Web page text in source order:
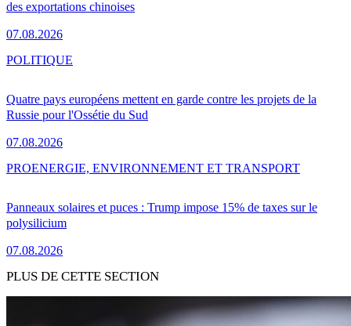
des exportations chinoises
07.08.2026
Quatre pays européens mettent en garde contre les projets de la
Russie pour l'Ossétie du Sud
07.08.2026
POLITIQUE
Panneaux solaires et puces : Trump impose 15% de taxes sur le
polysilicium
07.08.2026
PROENERGIE, ENVIRONNEMENT ET TRANSPORT
PLUS DE CETTE SECTION